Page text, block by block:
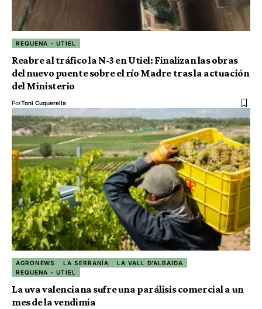
REQUENA - UTIEL
Reabre al tráfico la N-3 en Utiel: Finalizan las obras
del nuevo puente sobre el río Madre tras la actuación
del Ministerio
PorToni Cuquerella
AGRONEWS LA SERRANÍA
LA VALL D'ALBAIDA
REQUENA - UTIEL
La uva valenciana sufre una parálisis comercial a un
mes de la vendimia